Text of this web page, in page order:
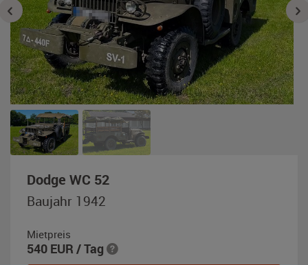
Dodge WC 52,
Baujahr 1942
Mietpreis
540 EUR / Tag